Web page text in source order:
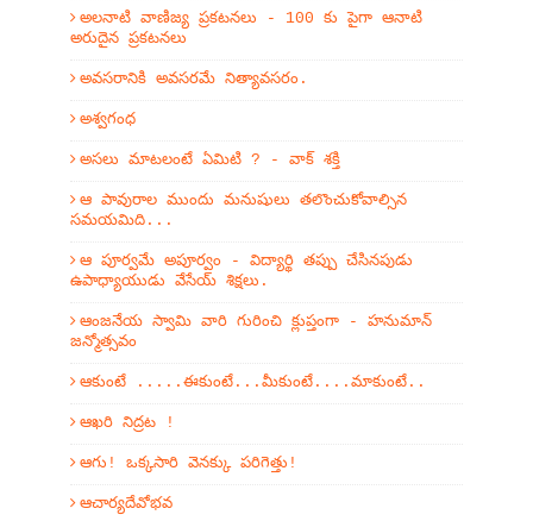
అలనాటి వాణిజ్య ప్రకటనలు - 100 కు పైగా ఆనాటి
అరుదైన ప్రకటనలు
అవసరానికి అవసరమే నిత్యావసరం.
అశ్వగంధ
అసలు మాటలంటే ఏమిటి ? - వాక్ శక్తి
ఆ పావురాల ముందు మనుషులు తలొంచుకోవాల్సిన
సమయమిది...
ఆ పూర్వమే అపూర్వం - విద్యార్థి తప్పు చేసినపుడు
ఉపాధ్యాయుడు వేసేయ్ శిక్షలు.
ఆంజనేయ స్వామి వారి గురించి క్లుప్తంగా - హనుమాన్
జన్మోత్సవం
ఆకుంటే .....ఈకుంటే...మీకుంటే....మాకుంటే..
ఆఖరి నిద్రట !
ఆగు! ఒక్కసారి వెనక్కు పరిగెత్తు!
ఆచార్యదేవోభవ